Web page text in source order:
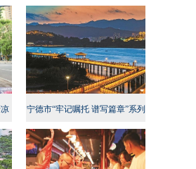
宁德市“牢记嘱托 谱写篇章”系列
新闻发布会民生专项行动专场召
开